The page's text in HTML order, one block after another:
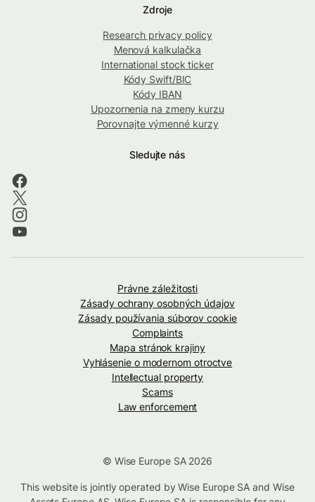
Zdroje
Research privacy policy
Menová kalkulačka
International stock ticker
Kódy Swift/BIC
Kódy IBAN
Upozornenia na zmeny kurzu
Porovnajte výmenné kurzy
Sledujte nás
Právne záležitosti
Zásady ochrany osobných údajov
Zásady používania súborov cookie
Complaints
Mapa stránok krajiny
Vyhlásenie o modernom otroctve
Intellectual property
Scams
Law enforcement
© Wise Europe SA 2026
This website is jointly operated by Wise Europe SA and Wise